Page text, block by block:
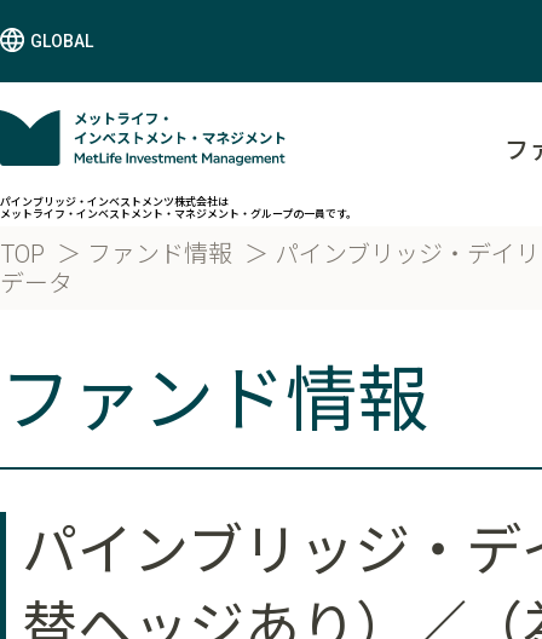
GLOBAL
パインブリッジ・インベストメンツ株式会社は
メットライフ・インベストメント・マネジメント・グループの一員です。
フ
TOP ファンド情報
パインブリッジ・デイ
データ
ファンド情報
パインブリッジ・